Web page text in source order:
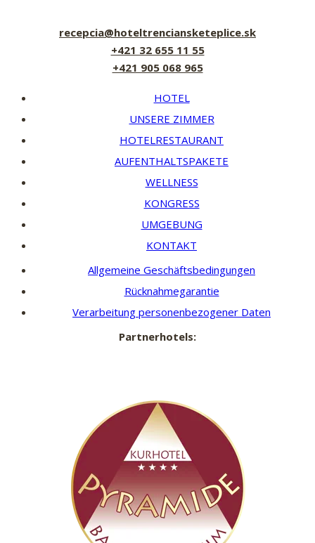
recepcia@hoteltrenciansketeplice.sk
+421 32 655 11 55
+421 905 068 965
HOTEL
UNSERE ZIMMER
HOTELRESTAURANT
AUFENTHALTSPAKETE
WELLNESS
KONGRESS
UMGEBUNG
KONTAKT
Allgemeine Geschäftsbedingungen
Rücknahmegarantie
Verarbeitung personenbezogener Daten
Partnerhotels: